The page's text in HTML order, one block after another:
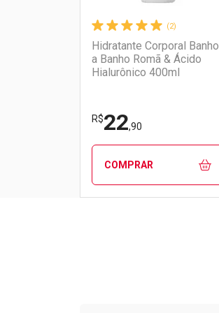
(2)
Hidratante Corporal Banho
a Banho Romã & Ácido
Hialurônico 400ml
R$22,90
COMPRAR